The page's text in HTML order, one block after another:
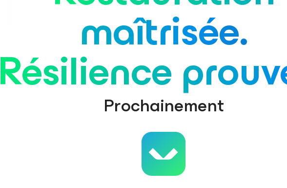
maîtrisée.
Résilience
Prochainement